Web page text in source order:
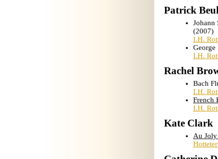
Patrick
Johann
(2007)
I.H.
I.H.
Rachel
Bach
I.H.
French
I.H.
Kate Clark
Au